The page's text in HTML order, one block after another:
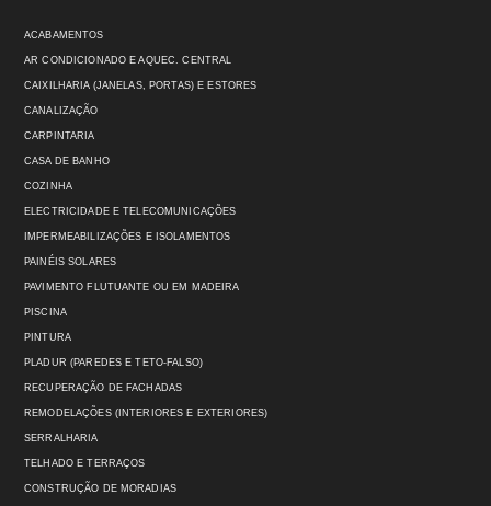
ACABAMENTOS
AR CONDICIONADO E AQUEC. CENTRAL
CAIXILHARIA (JANELAS, PORTAS) E ESTORES
CANALIZAÇÃO
CARPINTARIA
CASA DE BANHO
COZINHA
ELECTRICIDADE E TELECOMUNICAÇÕES
IMPERMEABILIZAÇÕES E ISOLAMENTOS
PAINÉIS SOLARES
PAVIMENTO FLUTUANTE OU EM MADEIRA
PISCINA
PINTURA
PLADUR (PAREDES E TETO-FALSO)
RECUPERAÇÃO DE FACHADAS
REMODELAÇÕES (INTERIORES E EXTERIORES)
SERRALHARIA
TELHADO E TERRAÇOS
CONSTRUÇÃO DE MORADIAS